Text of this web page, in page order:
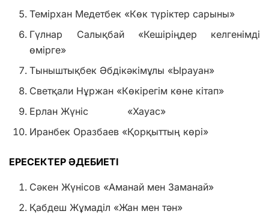
Темірхан Медетбек «Көк түріктер сарыны»
Гүлнар Салықбай «Кешіріңдер келгенімді
өмірге»
Тыныштықбек Әбдікәкімұлы «Ырауан»
Светқали Нұржан «Көкірегім көне кітап»
Ерлан Жүніс «Хауас»
Иранбек Оразбаев «Қорқыттың көрі»
ЕРЕСЕКТЕР ӘДЕБИЕТІ
Сәкен Жүнісов «Аманай мен Заманай»
Қабдеш Жұмаділ «Жан мен тән»